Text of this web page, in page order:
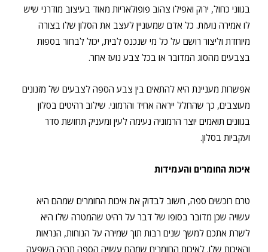
בגווני כחול, ירוק ואפילו צהוב פופולאריות מאוד בעיצוב מודרני שיש
לו אמירה נועזת. כל אדם שמעוניין לעצב את הסלון שלו בצורה
מיוחדת וליצור רושם על כל מי שנכנס לבית, יכול לבחור בספות
בצבעים מהסוג המדובר או בכל צבע נועז אחר.
אפשרות מעניינת היא להתאים בין צבע הספה לצבעים של מזנונים
מעוצבים, כך שהחלל ייראה אחיד והרמוני. שילוב רהיטים בסלון
בגוונים תואמים יוצר הרמוניה נעימה לעין ומעניק תחושת סדר
ועקביות בסלון.
איכות החומרים והעמידות
טרם רוכשים ספה, חשוב לבדוק את איכות החומרים שמהם היא
עשויה שכן מדובר בסופו של דבר על רהיט שהמטרה שלו היא
לשרת אתכם למשך שנים רבות תוך שמירה על הנוחות, הנראות
והאיכות שלו. לאיכות החומרים שמהם עשויה הספה תהיה השפעה